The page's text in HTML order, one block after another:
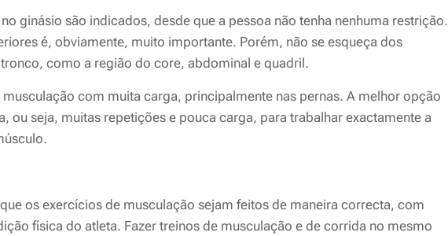
ginásio são indicados, desde que a pessoa não tenha nenhuma restrição.
é, obviamente, muito importante. Porém, não se esqueça dos
como a região do core, abdominal e quadril.
com muita carga, principalmente nas pernas. A melhor opção
ou seja, muitas repetições e pouca carga, para trabalhar exactamente a
os exercícios de musculação sejam feitos de maneira correcta, com
física do atleta. Fazer treinos de musculação e de corrida no mesmo